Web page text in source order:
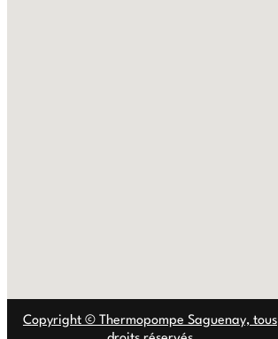
Copyright © Thermopompe Saguenay, tous